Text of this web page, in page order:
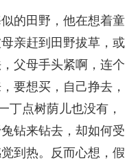
的田野，他在想着童
亲赶到田野拔草，或
父母手头紧啊，连个
要想买，自己挣去，
丁点树荫儿也没有，
钻来钻去，却如何受
到热。反而心想，假